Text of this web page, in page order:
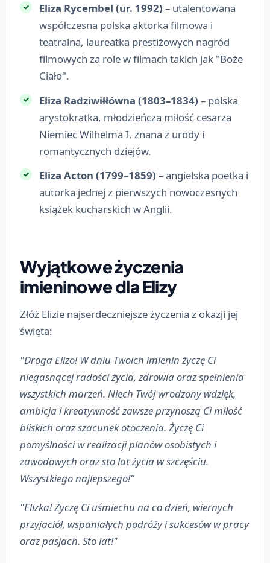
Eliza Rycembel (ur. 1992) – utalentowana
współczesna polska aktorka filmowa i
teatralna, laureatka prestiżowych nagród
filmowych za role w filmach takich jak "Boże
Ciało".
Eliza Radziwiłłówna (1803–1834) – polska
arystokratka, młodzieńcza miłość cesarza
Niemiec Wilhelma I, znana z urody i
romantycznych dziejów.
Eliza Acton (1799–1859) – angielska poetka i
autorka jednej z pierwszych nowoczesnych
książek kucharskich w Anglii.
Wyjątkowe życzenia
imieninowe dla Elizy
Złóż Elizie najserdeczniejsze życzenia z okazji jej
święta:
"Droga Elizo! W dniu Twoich imienin życzę Ci
niegasnącej radości życia, zdrowia oraz spełnienia
wszystkich marzeń. Niech Twój wrodzony wdzięk,
ambicja i kreatywność zawsze przynoszą Ci miłość
bliskich oraz szacunek otoczenia. Życzę Ci
pomyślności w realizacji planów osobistych i
zawodowych oraz sto lat życia w szczęściu.
Wszystkiego najlepszego!"
"Elizka! Życzę Ci uśmiechu na co dzień, wiernych
przyjaciół, wspaniałych podróży i sukcesów w pracy
oraz pasjach. Sto lat!"